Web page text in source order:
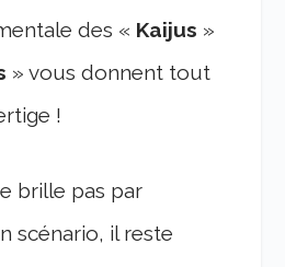
des « Kaijus »
» vous donnent tout
!
brille pas par
scénario, il reste